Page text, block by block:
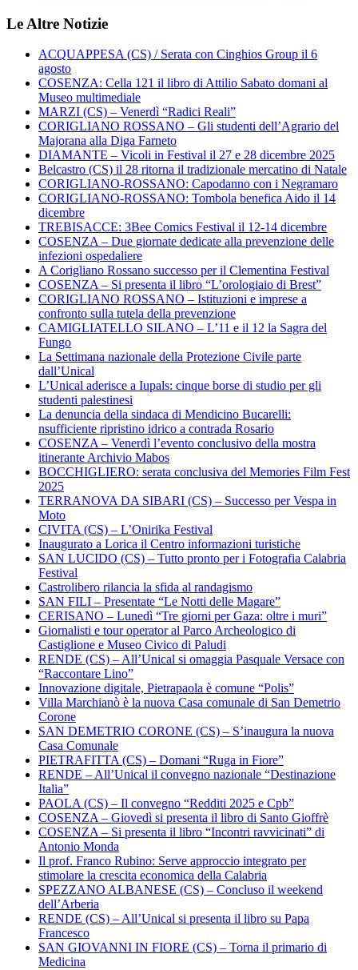
Le Altre Notizie
ACQUAPPESA (CS) / Serata con Cinghios Group il 6
agosto
COSENZA: Cella 121 il libro di Attilio Sabato domani al
Museo multimediale
MARZI (CS) – Venerdì “Radici Reali”
CORIGLIANO ROSSANO – Gli studenti dell’Agrario del
Majorana alla Diga Farneto
DIAMANTE – Vicoli in Festival il 27 e 28 dicembre 2025
Belcastro (CS) il 28 ritorna il tradizionale mercatino di Natale
CORIGLIANO-ROSSANO: Capodanno con i Negramaro
CORIGLIANO-ROSSANO: Tombola benefica Aido il 14
dicembre
TREBISACCE: 3Bee Comics Festival il 12-14 dicembre
COSENZA – Due giornate dedicate alla prevenzione delle
infezioni ospedaliere
A Corigliano Rossano successo per il Clementina Festival
COSENZA – Si presenta il libro “L’orologiaio di Brest”
CORIGLIANO ROSSANO – Istituzioni e imprese a
confronto sulla tutela della prevenzione
CAMIGLIATELLO SILANO – L’11 e il 12 la Sagra del
Fungo
La Settimana nazionale della Protezione Civile parte
dall’Unical
L’Unical aderisce a Iupals: cinque borse di studio per gli
studenti palestinesi
La denuncia della sindaca di Mendicino Bucarelli:
nsufficiente ripristino idrico a contrada Rosario
COSENZA – Venerdì l’evento conclusivo della mostra
itinerante Archivio Mabos
BOCCHIGLIERO: serata conclusiva del Memories Film Fest
2025
TERRANOVA DA SIBARI (CS) – Successo per Vespa in
Moto
CIVITA (CS) – L’Onirika Festival
Inaugurato a Lorica il Centro informazioni turistiche
SAN LUCIDO (CS) – Tutto pronto per i Fotografia Calabria
Festival
Castrolibero rilancia la sfida al randagismo
SAN FILI – Presentate “Le Notti delle Magare”
CERISANO – Lunedì “Tre giorni per Gaza: oltre i muri”
Giornalisti e tour operator al Parco Archeologico di
Castiglione e Museo Civico di Paludi
RENDE (CS) – All’Unical si omaggia Pasquale Versace con
“Raccontare Lino”
Innovazione digitale, Pietrapaola è comune “Polis”
Villa Marchianò è la nuova Casa comunale di San Demetrio
Corone
SAN DEMETRIO CORONE (CS) – S’inaugura la nuova
Casa Comunale
PIETRAFITTA (CS) – Domani “Ruga in Fiore”
RENDE – All’Unical il convegno nazionale “Destinazione
Italia”
PAOLA (CS) – Il convegno “Redditi 2025 e Cpb”
COSENZA – Giovedì si presenta il libro di Santo Gioffrè
COSENZA – Si presenta il libro “Incontri ravvicinati” di
Antonio Monda
Il prof. Franco Rubino: Serve approccio integrato per
stimolare la crescita economica della Calabria
SPEZZANO ALBANESE (CS) – Concluso il weekend
dell’Arberia
RENDE (CS) – All’Unical si presenta il libro su Papa
Francesco
SAN GIOVANNI IN FIORE (CS) – Torna il primario di
Medicina